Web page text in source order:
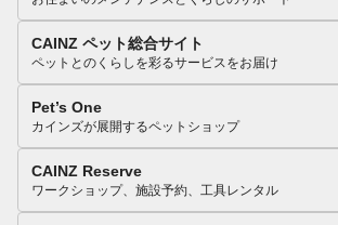
CAINZ ペット総合サイト
ペットとのくらしを彩るサービスをお届け
Pet’s One
カインズが展開するペットショップ
CAINZ Reserve
ワークショップ、施設予約、工具レンタル